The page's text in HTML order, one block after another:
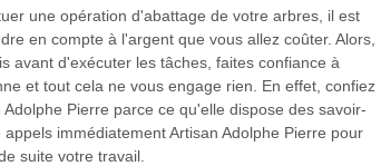
une opération d'abattage de votre arbres, il est
en compte à l'argent que vous allez coûter. Alors,
avant d'exécuter les tâches, faites confiance à
et tout cela ne vous engage rien. En effet, confiez
Pierre parce ce qu'elle dispose des savoir-
immédiatement Artisan Adolphe Pierre pour
suite votre travail.